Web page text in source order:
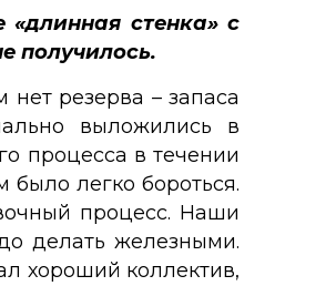
стенка» с
получилось.
резерва – запаса
выложились в
процесса в течении
легко бороться.
процесс. Наши
делать железными.
хороший коллектив,